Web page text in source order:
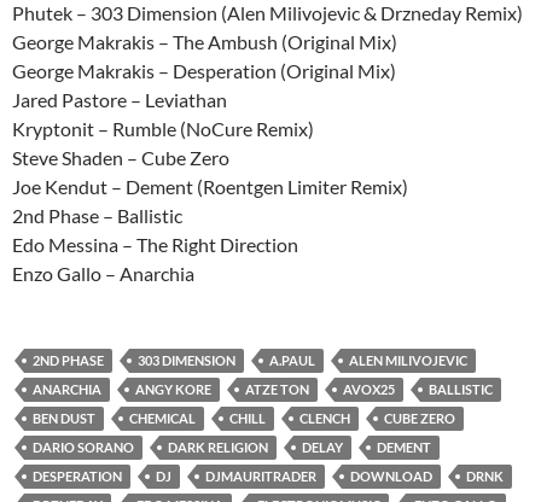
Phutek – 303 Dimension (Alen Milivojevic & Drzneday Remix)
George Makrakis – The Ambush (Original Mix)
George Makrakis – Desperation (Original Mix)
Jared Pastore – Leviathan
Kryptonit – Rumble (NoCure Remix)
Steve Shaden – Cube Zero
Joe Kendut – Dement (Roentgen Limiter Remix)
2nd Phase – Ballistic
Edo Messina – The Right Direction
Enzo Gallo – Anarchia
2ND PHASE 303 DIMENSION A.PAUL
ALEN MILIVOJEVIC
ANARCHIA
ANGY KORE ATZE TON AVOX25
BALLISTIC
BEN DUST
CHEMICAL CHILL CLENCH
CUBE ZERO
DARIO SORANO
DARK RELIGION DELAY
DEMENT
DESPERATION
DJ DJMAURITRADER DOWNLOAD
DRNK